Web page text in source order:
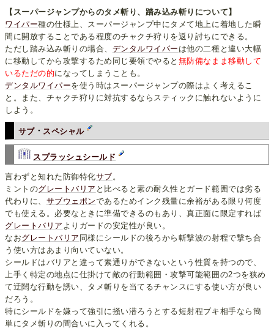
【スーパージャンプからのタメ斬り、踏み込み斬りについて】
ワイパー種の仕様上、スーパージャンプ中にタメて地上に着地した瞬
間に開放することである程度のチャクチ狩りを返り討ちにできる。
ただし踏み込み斬りの場合、 デンタルワイパー は他の二種と違い大幅
に移動してから攻撃するため同じ要領でやると 無防備なまま移動して
いるただの的になってしまうことも。
デンタルワイパーを使う時はスーパージャンプの際はよく考えるこ
と。また、チャクチ狩りに対抗するならスティックに触れないように
しよう。
サブ・ スペシャル
スプラッシュシールド
言わずと知れた防御特化サブ 。
ミントのグレートバリア と比べると素の耐久性とガード範囲では劣る
代わりに、 サブウェポンであるためインク残量に余裕がある限り何度
でも使える。必要なときに準備できるのもあり、真正面に限定すれば
グレートバリア よりガードの安定性が良い。
なおグレートバリア 同様にシールドの後ろから斬撃波の射程で撃ち合
う使い方はあまり向いていない。
シールドはバリアと違って素通りができないという性質を持つので、
上手く特定の地点に仕掛けて敵の行動範囲・攻撃可能範囲の2つを狭め
て迂闊な行動を誘い、タメ斬りを当てるチャンスにする使い方が良い
だろう。
特にシールドを嫌って強引に掻い潜ろうとする短射程ブキ相手なら簡
単にタメ斬りの間合いに入ってくれる。